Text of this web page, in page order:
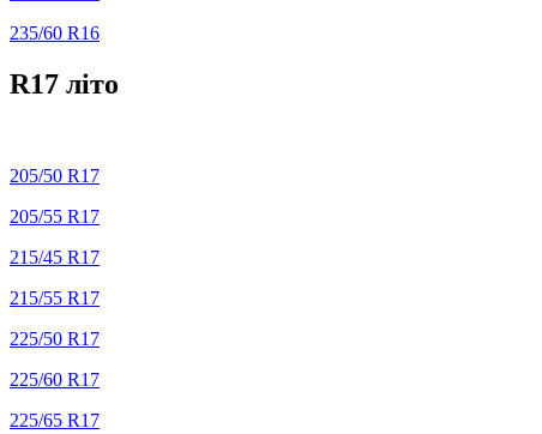
235/60 R16
R17 літо
205/50 R17
205/55 R17
215/45 R17
215/55 R17
225/50 R17
225/60 R17
225/65 R17